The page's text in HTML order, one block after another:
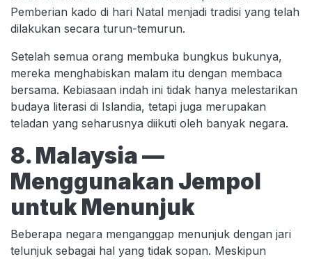
Pemberian kado di hari Natal menjadi tradisi yang telah
dilakukan secara turun-temurun.
Setelah semua orang membuka bungkus bukunya,
mereka menghabiskan malam itu dengan membaca
bersama. Kebiasaan indah ini tidak hanya melestarikan
budaya literasi di Islandia, tetapi juga merupakan
teladan yang seharusnya diikuti oleh banyak negara.
8. Malaysia —
Menggunakan Jempol
untuk Menunjuk
Beberapa negara menganggap menunjuk dengan jari
telunjuk sebagai hal yang tidak sopan. Meskipun